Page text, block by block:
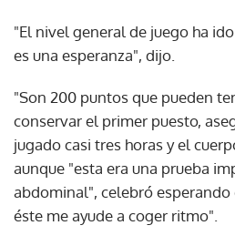
"El nivel general de juego ha
es una esperanza", dijo.
"Son 200 puntos que pueden
conservar el primer puesto,
jugado casi tres horas y el
aunque "esta era una prueba
abdominal", celebró
éste me ayude a coger ritmo".